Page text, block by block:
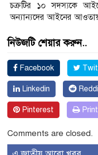
চক্রটির ১০ সদস্যকে
অন্যান্যদের আইনের
নিউজটি শেয়ার করুন..
Facebook
Linkedin
Pinterest Print
Comments are closed.